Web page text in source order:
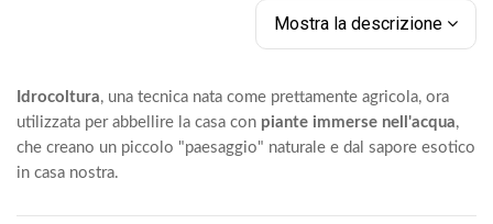
Mostra la descrizione
Idrocoltura, una tecnica nata come prettamente agricola, ora
utilizzata per abbellire la casa con piante immerse nell'acqua,
che creano un piccolo "paesaggio" naturale e dal sapore esotico
in casa nostra.